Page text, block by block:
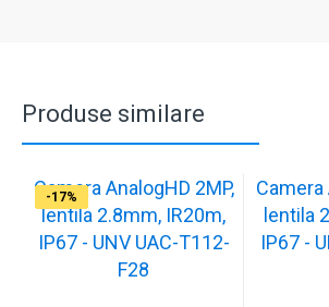
Produse similare
-17%
Camera AnalogHD 2MP,
lentila 2.8mm, IR20m,
IP67 - UNV UAC-T112-
F28
-17%
Camera
lentila
IP67 -
-17%
-17%
-17%
-17%
-17%
-17%
-17%
-17%